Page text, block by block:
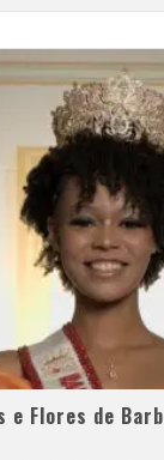
e Flores de